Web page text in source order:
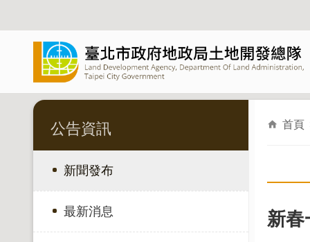
公告資訊
新聞發布
最新消息
首頁
新